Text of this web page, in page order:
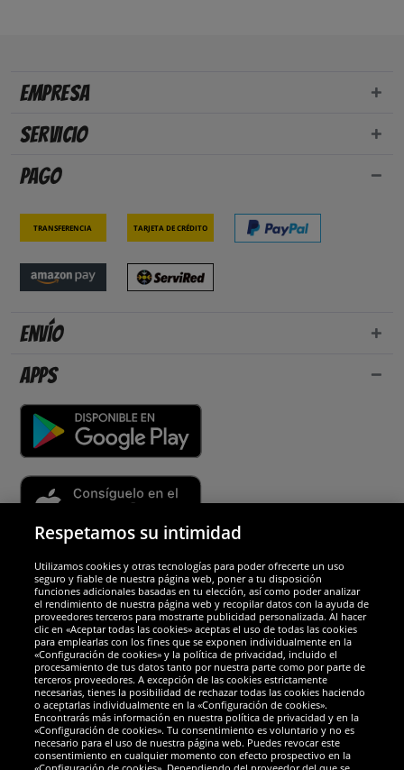
Empresa
Servicio
Pago
Transferencia Tarjeta de crédito
Envío
Apps
Socios y seguridad
Galardones
Respetamos su intimidad
Utilizamos cookies y otras tecnologías para poder ofrecerte un uso
seguro y fiable de nuestra página web, poner a tu disposición
funciones adicionales basadas en tu elección, así como poder analizar
el rendimiento de nuestra página web y recopilar datos con la ayuda de
proveedores terceros para mostrarte publicidad personalizada. Al hacer
clic en «Aceptar todas las cookies» aceptas el uso de todas las cookies
para emplearlas con los fines que se exponen individualmente en la
«Configuración de cookies» y la política de privacidad, incluido el
procesamiento de tus datos tanto por nuestra parte como por parte de
terceros proveedores. A excepción de las cookies estrictamente
necesarias, tienes la posibilidad de rechazar todas las cookies haciendo
o aceptarlas individualmente en la «Configuración de cookies».
Encontrarás más información en nuestra política de privacidad y en la
«Configuración de cookies». Tu consentimiento es voluntario y no es
necesario para el uso de nuestra página web. Puedes revocar este
consentimiento en cualquier momento con efecto prospectivo en la